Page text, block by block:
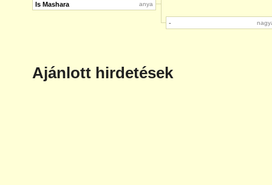
Is Mashara anya
-
Ajánlott hirdetések